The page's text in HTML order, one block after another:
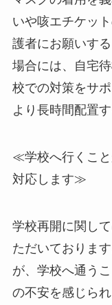
いや咳エチケッ
護者にお願いす
場合には、自宅
校での対策をサ
より長時間配置
≪学校へ行くこ
対応します≫
学校再開に関し
ただいておりま
が、学校へ通う
の不安を感じら